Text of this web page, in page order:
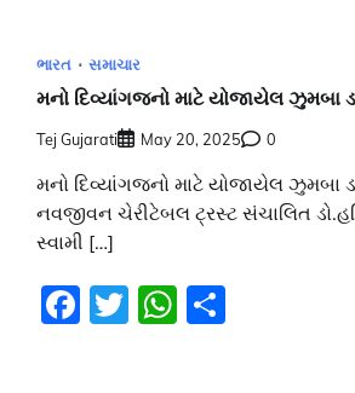
ભારત સમાચાર
મનો દિવ્યાંગજનો માટે યોજાયેલ ઝુમબા
Tej Gujarati May 20, 2025 0
મનો દિવ્યાંગજનો માટે યોજાયેલ ઝુમબા
નવજીવન ચેરીટેબલ ટ્રસ્ટ સંચાલિત
સ્વામી […]
Facebook
TwitterWhatsApp